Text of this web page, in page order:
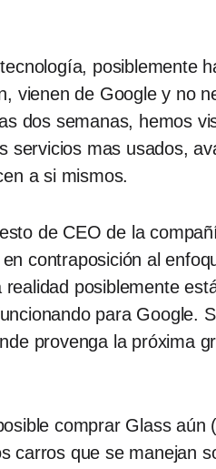
posiblemente
vienen de Google y no
dos semanas, hemos
mas usados,
a si mismos.
de CEO de la
contraposición al
posiblemente
para Google.
provenga la próxima
comprar Glass aún
carros que se manejan